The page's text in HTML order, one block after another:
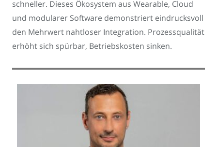
schneller. Dieses Ökosystem aus Wearable, Cloud
und modularer Software demonstriert eindrucksvoll
den Mehrwert nahtloser Integration. Prozessqualität
erhöht sich spürbar, Betriebskosten sinken.